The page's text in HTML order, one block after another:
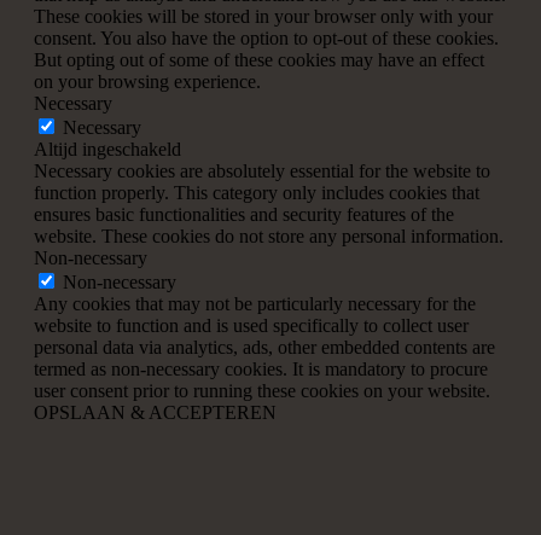
These cookies will be stored in your browser only with your
consent. You also have the option to opt-out of these cookies.
But opting out of some of these cookies may have an effect
on your browsing experience.
Necessary
Necessary
Altijd ingeschakeld
Necessary cookies are absolutely essential for the website to
function properly. This category only includes cookies that
ensures basic functionalities and security features of the
website. These cookies do not store any personal information.
Non-necessary
Non-necessary
Any cookies that may not be particularly necessary for the
website to function and is used specifically to collect user
personal data via analytics, ads, other embedded contents are
termed as non-necessary cookies. It is mandatory to procure
user consent prior to running these cookies on your website.
OPSLAAN & ACCEPTEREN